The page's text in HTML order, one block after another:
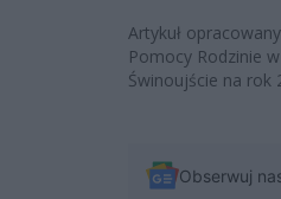
Artykuł
Pomocy Rodzinie
Świnoujście na rok
Obserwuj